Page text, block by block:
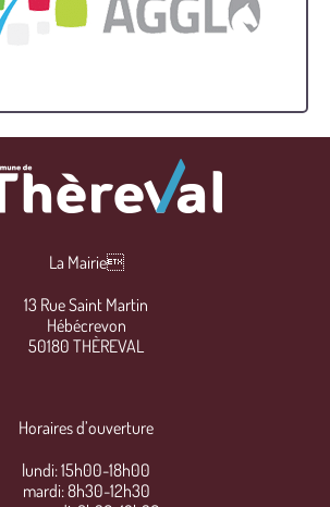
La Mairie
13 Rue Saint Martin
Hébécrevon
50180 THÈREVAL
Horaires d’ouverture
lundi: 15h00-18h00
mardi: 8h30-12h30